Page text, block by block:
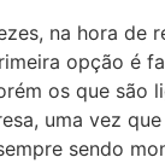
na hora de
opção é
os que são
uma vez
sendo